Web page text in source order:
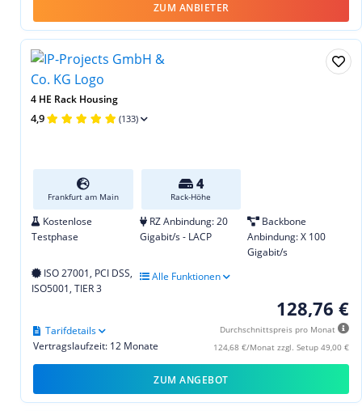
ZUM ANBIETER
4 HE Rack Housing
4,9 (133)
Frankfurt am Main
4
Rack-Höhe
Kostenlose
Testphase
RZ Anbindung: 20
Gigabit/s - LACP
Backbone
Anbindung: X 100
Gigabit/s
ISO 27001, PCI DSS,
ISO5001, TIER 3
Alle Funktionen
128,76 €
Durchschnittspreis pro Monat
124,68 €/Monat zzgl. Setup 49,00 €
Vertragslaufzeit: 12 Monate
Tarifdetails
ZUM ANGEBOT